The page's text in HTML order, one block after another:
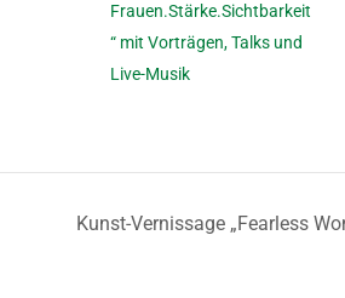
Frauen.Stärke.Sichtbarkeit
“ mit Vorträgen, Talks und
Live-Musik
Kunst-Vernissage „Fearless